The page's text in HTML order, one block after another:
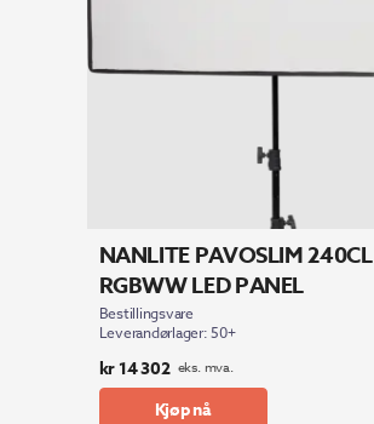
NANLITE PAVOSLIM 240CL
RGBWW LED PANEL
Bestillingsvare
Leverandørlager: 50+
kr14 302 eks. mva.
Kjøp nå